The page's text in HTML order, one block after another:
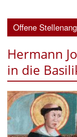
Offene
Hermann
in die